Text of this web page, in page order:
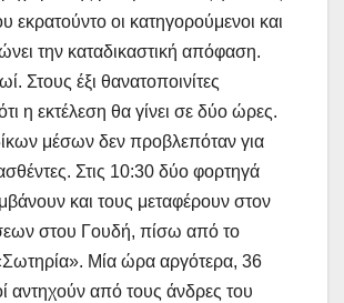
οι κατηγορούμενοι και
την καταδικαστική απόφαση.
Στους έξι θανατοποινίτες
η εκτέλεση θα γίνει σε δύο ώρες.
μέσων δεν προβλεπόταν για
Στις 10:30 δύο φορτηγά
και τους μεταφέρουν στον
στου Γουδή, πίσω από το
Μία ώρα αργότερα, 36
αντηχούν από τους άνδρες του